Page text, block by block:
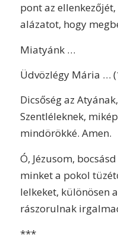
pont az
alázatot, hogy
Miatyánk …
Üdvözlégy Mária …
Dicsőség az
Szentléleknek,
mindörökké. Amen.
Ó, Jézusom,
minket a pokol
lelkeket, különösen
rászorulnak
***